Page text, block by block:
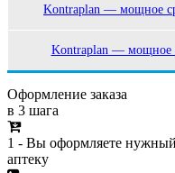
Kontraplan — мощное
Kontraplan — мощное
Оформление заказа
в 3 шага
1 - Вы оформляете
аптеку